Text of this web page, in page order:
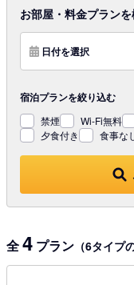
お部屋・料金プラン
日付を選択
宿泊プランを絞り込む
禁煙 Wi-Fi無料
夕食付き
食事な
全4 プラン （6タイプ